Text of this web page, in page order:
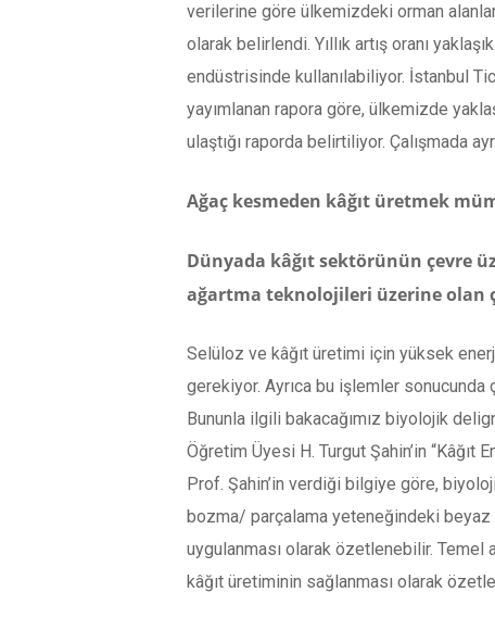
verilerine göre ülkemizdeki orman
olarak belirlendi. Yıllık artış oranı
endüstrisinde kullanılabiliyor. İstanbul
yayımlanan rapora göre, ülkemizde
ulaştığı raporda belirtiliyor. Çalışmada
Ağaç kesmeden kâğıt üretmek
Dünyada kâğıt sektörünün çevre
ağartma teknolojileri üzerine olan
Selüloz ve kâğıt üretimi için yüksek
gerekiyor. Ayrıca bu işlemler
Bununla ilgili bakacağımız biyolojik
Öğretim Üyesi H. Turgut Şahin’in
Prof. Şahin’in verdiği bilgiye göre,
bozma/ parçalama yeteneğindeki
uygulanması olarak özetlenebilir. Temel
kâğıt üretiminin sağlanması olarak